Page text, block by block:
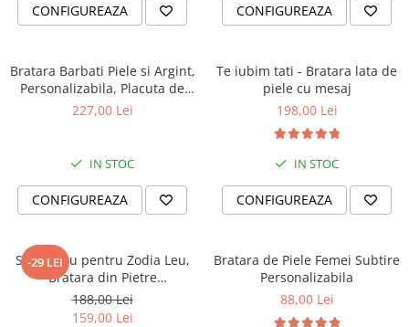
CONFIGUREAZA CONFIGUREAZA
Bratara Barbati Piele si Argint,
Personalizabila, Placuta de
Argint 925 Gravata
227,00 Lei
IN STOC
CONFIGUREAZA
Te iubim tati - Bratara lata de
piele cu mesaj
198,00 Lei
IN STOC
CONFIGUREAZA
-29 LEI
Set Cadou pentru Zodia Leu,
Bratara din Pietre
Semipretioase si Lumanare
Parfumata
188,00 Lei
159,00 Lei
Bratara de Piele Femei Subtire
Personalizabila
88,00 Lei